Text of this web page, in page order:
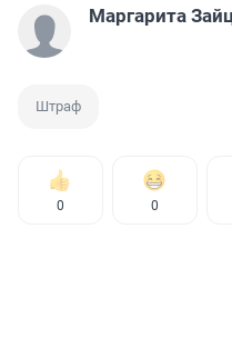
Маргарита
Штраф
0 0